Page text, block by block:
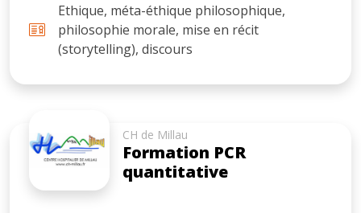
Ethique, méta-éthique philosophique,
philosophie morale, mise en récit
(storytelling), discours
CH de Millau
Formation PCR
quantitative